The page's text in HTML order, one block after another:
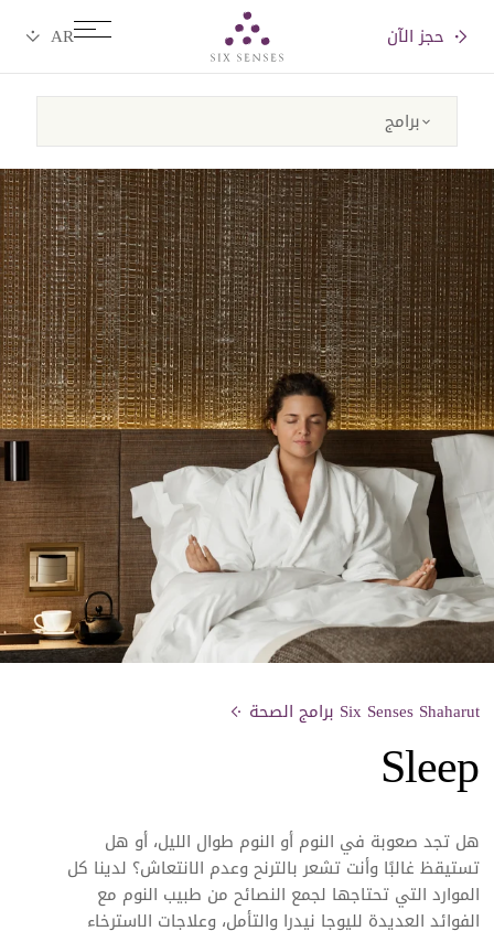
حجز الآن
Six Senses Shaharut برامج الصحة
Sleep
هل تجد صعوبة في النوم أو النوم طوال الليل، أو هل
تستيقظ غالبًا وأنت تشعر بالترنح وعدم الانتعاش؟ لدينا كل
الموارد التي تحتاجها لجمع النصائح من طبيب النوم مع
الفوائد العديدة لليوجا نيدرا والتأمل، وعلاجات الاسترخاء